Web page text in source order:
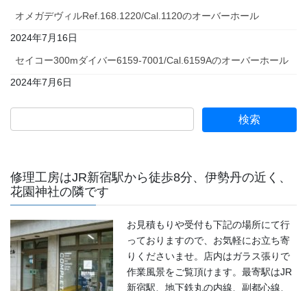
オメガデヴィルRef.168.1220/Cal.1120のオーバーホール
2024年7月16日
セイコー300mダイバー6159-7001/Cal.6159Aのオーバーホール
2024年7月6日
修理工房はJR新宿駅から徒歩8分、伊勢丹の近く、
花園神社の隣です
お見積もりや受付も下記の場所にて行
っておりますので、お気軽にお立ち寄
りくださいませ。店内はガラス張りで
作業風景をご覧頂けます。最寄駅はJR
新宿駅、地下鉄丸の内線、副都心線、